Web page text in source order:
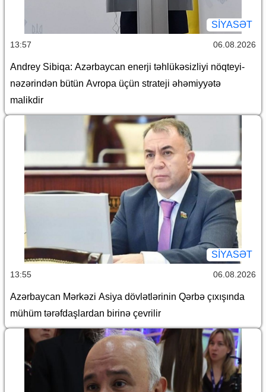
SİYASƏT
13:57 06.08.2026
Andrey Sibiqa: Azərbaycan enerji təhlükəsizliyi nöqteyi-
nəzərindən bütün Avropa üçün strateji əhəmiyyətə
malikdir
SİYASƏT
13:55 06.08.2026
Azərbaycan Mərkəzi Asiya dövlətlərinin Qərbə çıxışında
mühüm tərəfdaşlardan birinə çevrilir